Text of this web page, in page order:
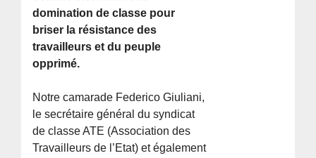
domination de classe pour
briser la résistance des
travailleurs et du peuple
opprimé.
Notre camarade Federico Giuliani,
le secrétaire général du syndicat
de classe ATE (Association des
Travailleurs de l’Etat) et également